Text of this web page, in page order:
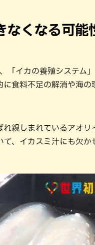
なくなる可
「イカの養殖システム
食料不足の解消や海
親しまれているアオ
、イカスミ汁にも欠か